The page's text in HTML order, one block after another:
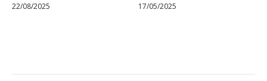
22/08/2025 17/05/2025